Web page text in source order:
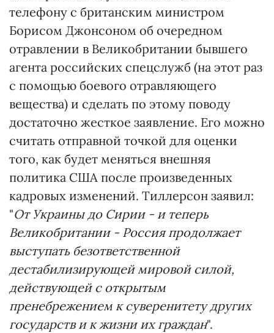
телефону с британским министром
Борисом Джонсоном об очередном
отравлении в Великобритании бывшего
агента российских спецслужб (на этот раз
с помощью боевого отравляющего
вещества) и сделать по этому поводу
достаточно жесткое заявление. Его можно
считать отправной точкой для оценки
того, как будет меняться внешняя
политика США после произведенных
кадровых изменений. Тиллерсон заявил:
"От Украины до Сирии - и теперь
Великобритании - Россия продолжает
выступать безответственной
дестабилизирующей мировой силой,
действующей с открытым
пренебрежением к суверенитету других
государств и к жизни их граждан".